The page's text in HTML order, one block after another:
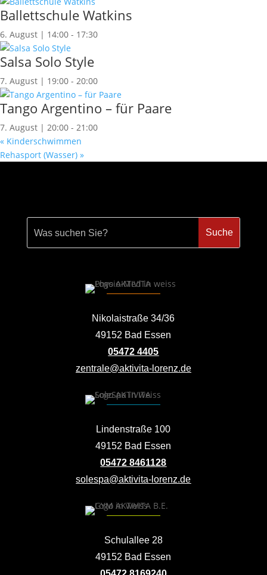
Ballettschule Watkins
6. August | 14:00 - 17:30
Salsa Solo Style
7. August | 19:00 - 20:00
Tango Argentino – für Paare
7. August | 20:00 - 21:00
« Kinderschwimmen
Rehasport (Wasser) »
Nikolaistraße 34/36
49152 Bad Essen
05472 4405
zentrale@aktivita-lorenz.de
Lindenstraße 100
49152 Bad Essen
05472 8461128
solespa@aktivita-lorenz.de
Schulallee 28
49152 Bad Essen